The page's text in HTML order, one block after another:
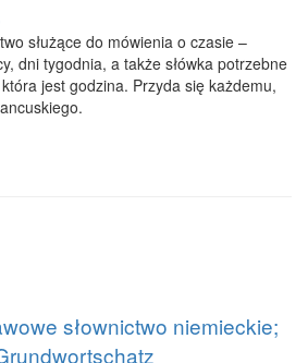
służące do mówienia o czasie –
dni tygodnia, a także słówka potrzebne
jest godzina. Przyda się każdemu,
słownictwo niemieckie;